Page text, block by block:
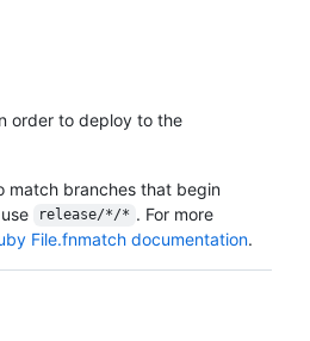
order to deploy to the
match branches that begin
release/*/* . For more
File.fnmatch documentation.